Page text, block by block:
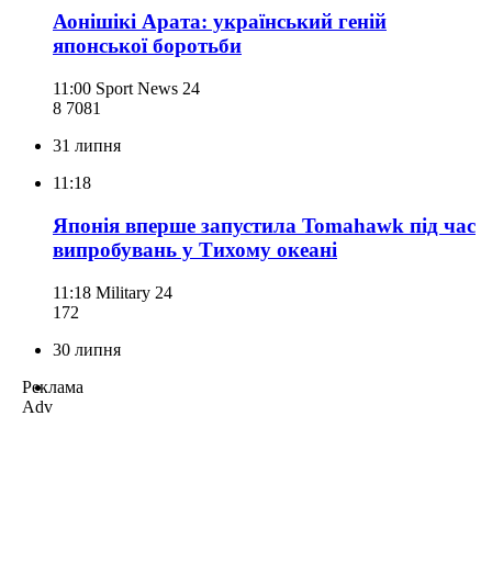
Аонішікі Арата: український геній
японської боротьби
11:00 Sport News 24
8 7081
31 липня
11:18
Японія вперше запустила Tomahawk під час
випробувань у Тихому океані
11:18 Military 24
172
30 липня
Реклама
Adv